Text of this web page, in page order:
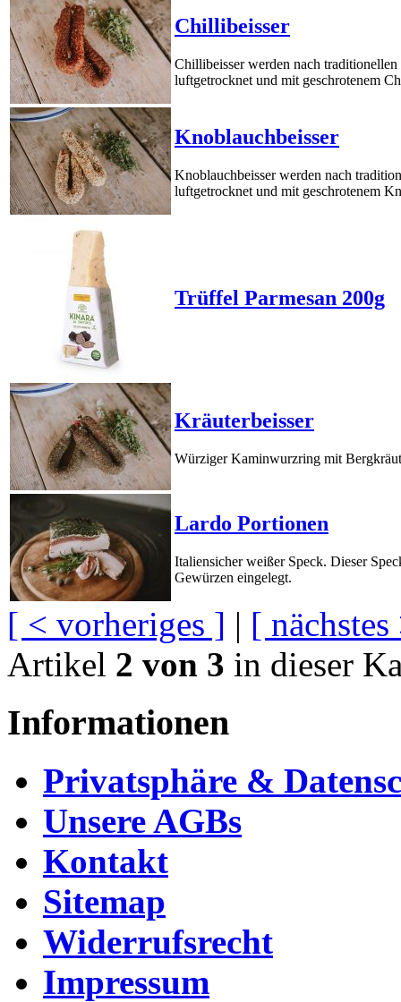
Chillibeisser
Chillibeisser werden nach
luftgetrocknet und mit geschrotenem
Knoblauchbeisser
Knoblauchbeisser werden nach
luftgetrocknet und mit geschrotenem
Trüffel Parmesan 200g
Kräuterbeisser
Würziger Kaminwurzring mit
Lardo Portionen
Italiensicher weißer Speck. Dieser
Gewürzen eingelegt.
[ < vorheriges ] | [
Artikel 2 von 3 in dieser
Informationen
Privatsphäre &
Unsere AGBs
Kontakt
Sitemap
Widerrufsrecht
Impressum